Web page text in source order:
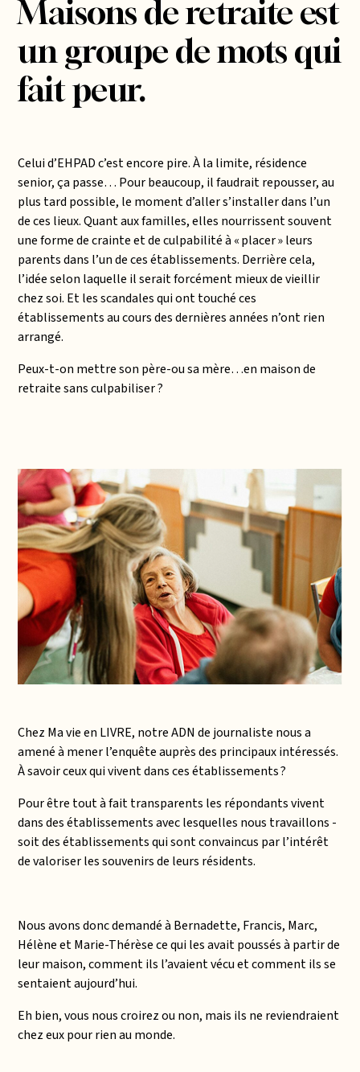
Maisons de retraite est
un groupe de mots qui
fait peur.
Celui d’EHPAD c’est encore pire. À la limite, résidence
senior, ça passe… Pour beaucoup, il faudrait repousser, au
plus tard possible, le moment d’aller s’installer dans l’un
de ces lieux. Quant aux familles, elles nourrissent souvent
une forme de crainte et de culpabilité à « placer » leurs
parents dans l’un de ces établissements. Derrière cela,
l’idée selon laquelle il serait forcément mieux de vieillir
chez soi. Et les scandales qui ont touché ces
établissements au cours des dernières années n’ont rien
arrangé.
Peux-t-on mettre son père-ou sa mère…en maison de
retraite sans culpabiliser ?
Chez Ma vie en LIVRE, notre ADN de journaliste nous a
amené à mener l’enquête auprès des principaux intéressés.
À savoir ceux qui vivent dans ces établissements ?
Pour être tout à fait transparents les répondants vivent
dans des établissements avec lesquelles nous travaillons -
soit des établissements qui sont convaincus par l’intérêt
devaloriser les souvenirs de leurs résidents.
Nous avons donc demandé à Bernadette, Francis, Marc,
Hélène et Marie-Thérèse ce qui les avait poussés à partir de
leur maison, comment ils l’avaient vécu et comment ils se
sentaient aujourd’hui.
Eh bien, vous nous croirez ou non, mais ils ne reviendraient
chez eux pour rien au monde.